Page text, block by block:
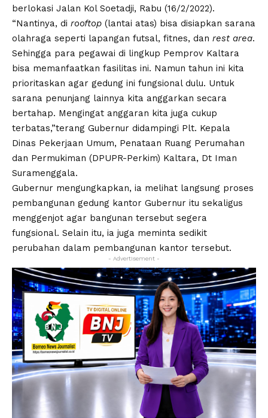
berlokasi Jalan Kol Soetadji, Rabu (16/2/2022).
“Nantinya, di rooftop (lantai atas) bisa disiapkan sarana
olahraga seperti lapangan futsal, fitnes, dan rest area.
Sehingga para pegawai di lingkup Pemprov Kaltara
bisa memanfaatkan fasilitas ini. Namun tahun ini kita
prioritaskan agar gedung ini fungsional dulu. Untuk
sarana penunjang lainnya kita anggarkan secara
bertahap. Mengingat anggaran kita juga cukup
terbatas,”terang Gubernur didampingi Plt. Kepala
Dinas Pekerjaan Umum, Penataan Ruang Perumahan
dan Permukiman (DPUPR-Perkim) Kaltara, Dt Iman
Suramenggala.
Gubernur mengungkapkan, ia melihat langsung proses
pembangunan gedung kantor Gubernur itu sekaligus
menggenjot agar bangunan tersebut segera
fungsional. Selain itu, ia juga meminta sedikit
perubahan dalam pembangunan kantor tersebut.
- Advertisement -